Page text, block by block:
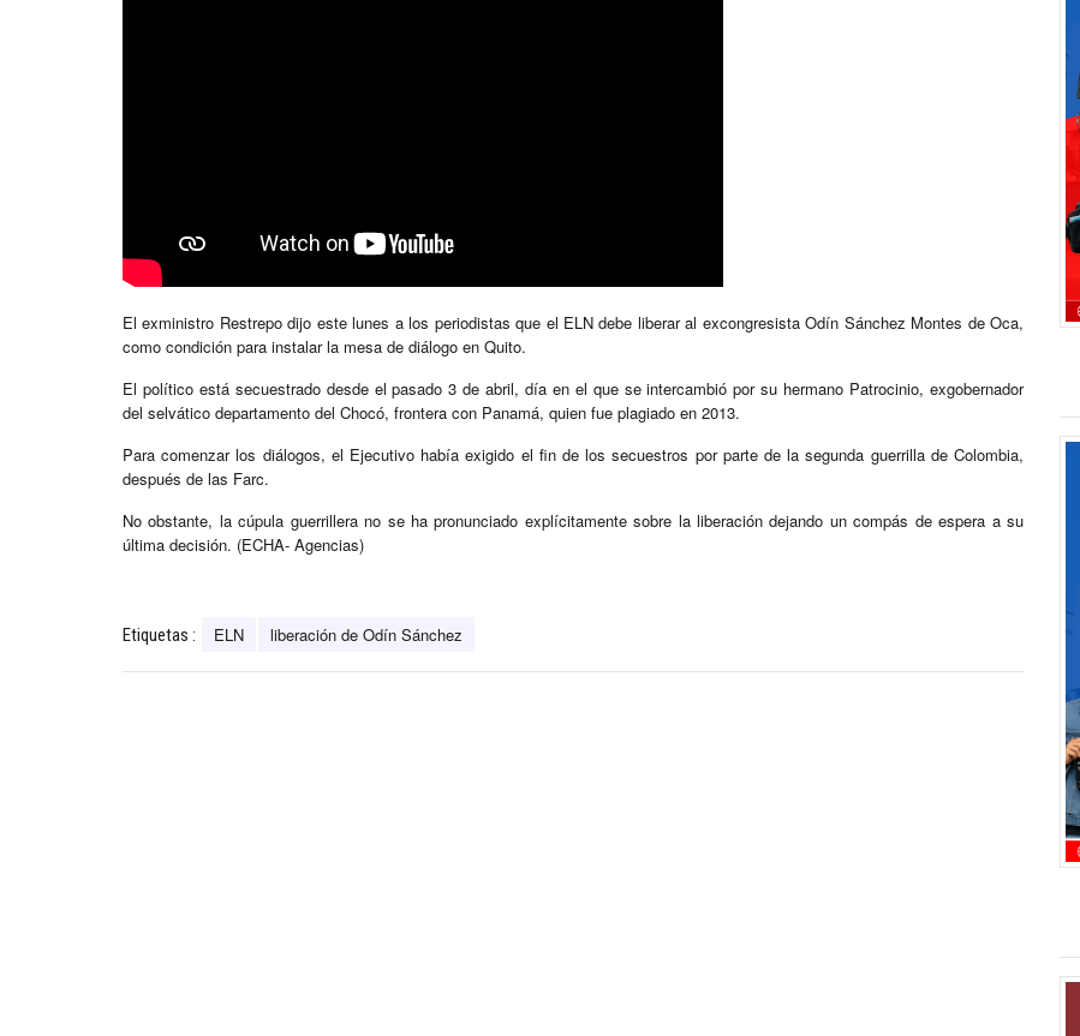
El exministro Restrepo dijo este lunes a los periodistas que el ELN debe liberar al excongresista Odín Sánchez Montes de Oca,
como condición para instalar la mesa de diálogo en Quito.
El político está secuestrado desde el pasado 3 de abril, día en el que se intercambió por su hermano Patrocinio, exgobernador
del selvático departamento del Chocó, frontera con Panamá, quien fue plagiado en 2013.
Para comenzar los diálogos, el Ejecutivo había exigido el fin de los secuestros por parte de la segunda guerrilla de Colombia,
después de las Farc.
No obstante, la cúpula guerrillera no se ha pronunciado explícitamente sobre la liberación dejando un compás de espera a su
última decisión. (ECHA- Agencias)
Etiquetas : ELN liberación de Odín Sánchez